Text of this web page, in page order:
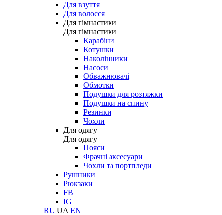
Для взуття
Для волосся
Для гімнастики
Для гімнастики
Карабіни
Котушки
Наколінники
Насоси
Обважнювачі
Обмотки
Подушки для розтяжки
Подушки на спину
Резинки
Чохли
Для одягу
Для одягу
Пояси
Фрачні аксесуари
Чохли та портпледи
Рушники
Рюкзаки
FB
IG
RU UA EN